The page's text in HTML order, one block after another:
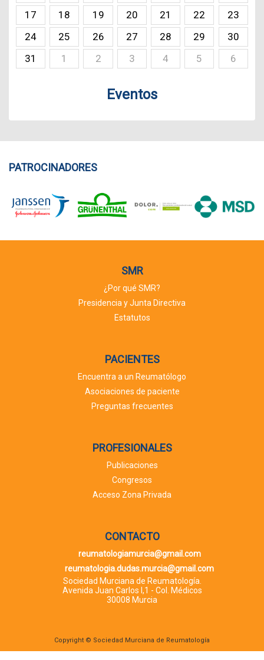
17
18 19 20 21 22
23
24
25 26 27 28 29
30
31
1 2 3 4 5 6
Eventos
PATROCINADORES
SMR
¿Por qué SMR?
Presidencia y Junta Directiva
Estatutos
PACIENTES
Encuentra a un Reumatólogo
Asociaciones de paciente
Preguntas frecuentes
PROFESIONALES
Publicaciones
Congresos
Acceso Zona Privada
CONTACTO
reumatologiamurcia@gmail.com
reumatologia.dudas.murcia@gmail.com
Sociedad Murciana de Reumatología.
Avenida Juan Carlos I,1 - Col. Médicos
30008 Murcia
Copyright © Sociedad Murciana de Reumatología